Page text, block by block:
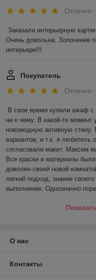
Отлично
Заказала интерьерную
Очень довольна. Золочение
интерьере!!!
Покупатель
Отлично
В свое время купили шкаф
ни к чему. В какой-то момент
новомодную активную стену.
вариантов, и т.к. я любитель
согласовали макет. Максим
Все краски и материалы
доволен своей новой
легкий подход, знание
выполнение. Однозначно
О нас
Контакты